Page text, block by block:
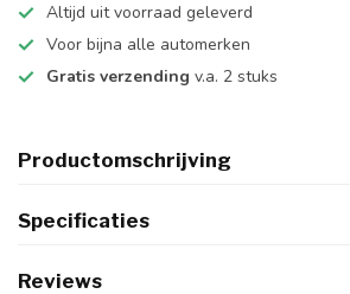
Altijd uit voorraad geleverd
Voor bijna alle automerken
Gratis verzending v.a. 2 stuks
Productomschrijving
Specificaties
Reviews